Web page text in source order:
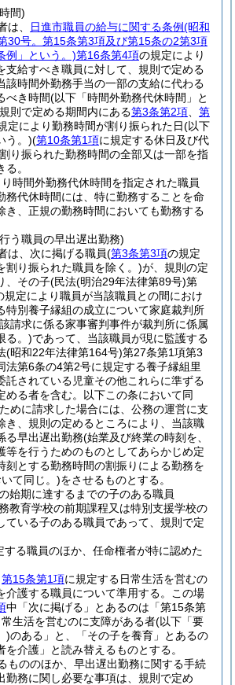
間)
は、 日進市職員の給与に関する条例(昭和
30号。第15条第3項及び第15条の2第3項
例」という。)第16条第4項の規定により
支給すべき職員に対して、規則で定める
該時間外勤務手当の一部の支給に代わる
べき時間(以下「時間外勤務代休時間」と
則で定める期間内にある第3条第2項
第
定により勤務時間が割り振られた日(以下
う。)(第10条第1項に規定する休日及び代
り振られた勤務時間の全部又は一部を指
。
時間外勤務代休時間を指定された職員
務代休時間には、特に勤務することを命
き、正規の勤務時間においても勤務する
う職員の早出遅出勤務)
は、次に掲げる職員(第3条第3項の規定
割り振られた職員を除く。)が、規則の定
、その子(民法(明治29年法律第89号)第
規定により職員が当該職員との間におけ
特別養子縁組の成立について家庭裁判所
請求に係る家事審判事件が裁判所に係属
る。)であって、当該職員が現に監護する
(昭和22年法律第164号)第27条第1項第3
法第6条の4第2号に規定する養子縁組里
託されている児童その他これらに準ずる
める者を含む。以下この条において同
めに請求した場合には、公務の運営に支
き、規則の定めるところにより、当該職
る早出遅出勤務(始業及び終業の時刻を、
等を行うためのものとしてあらかじめ定
刻とする勤務時間の割振りによる勤務を
て同じ。)をさせるものとする。
始期に達するまでの子のある職員
教育学校の前期課程又は特別支援学校の
ている子のある職員であって、規則で定
する職員のほか、任命権者が特に認めた
第15条第1項に規定する日常生活を営むの
介護する職員について準用する。
この場
中「次に掲げる」とあるのは「第15条第
生活を営むのに支障がある者(以下「要
)のある」と、「その子を養育」とあるの
を介護」と読み替えるものとする。
もののほか、早出遅出勤務に関する手続
勤務に関し必要な事項は、規則で定め